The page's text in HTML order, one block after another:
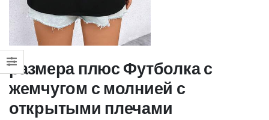
размера плюс Футболка с
жемчугом с молнией с
открытыми плечами